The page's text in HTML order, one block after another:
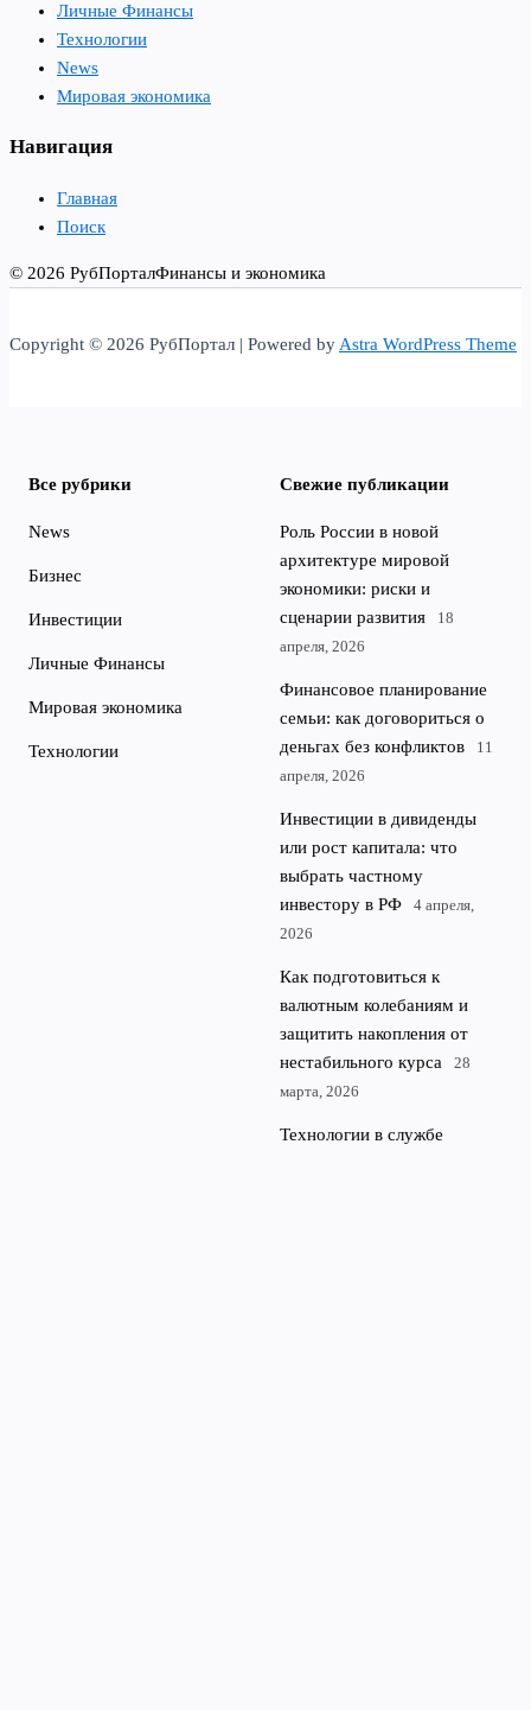
Личные Финансы
Технологии
News
Мировая экономика
Навигация
Главная
Поиск
© 2026 РубПорталФинансы и экономика
Copyright © 2026 РубПортал | Powered by Astra WordPress Theme
Все рубрики
News
Бизнес
Инвестиции
Личные Финансы
Мировая экономика
Технологии
Свежие публикации
Роль России в новой
архитектуре мировой
экономики: риски и
сценарии развития
18
апреля, 2026
Финансовое планирование
семьи: как договориться о
деньгах без конфликтов
11
апреля, 2026
Инвестиции в дивиденды
или рост капитала: что
выбрать частному
инвестору в РФ
4 апреля,
2026
Как подготовиться к
валютным колебаниям и
защитить накопления от
нестабильного курса
28
марта, 2026
Технологии в службе